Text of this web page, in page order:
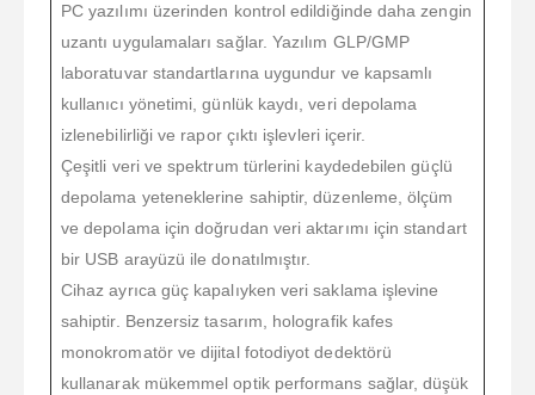
PC yazılımı üzerinden kontrol edildiğinde daha zengin
uzantı uygulamaları sağlar. Yazılım GLP/GMP
laboratuvar standartlarına uygundur ve kapsamlı
kullanıcı yönetimi, günlük kaydı, veri depolama
izlenebilirliği ve rapor çıktı işlevleri içerir.
Çeşitli veri ve spektrum türlerini kaydedebilen güçlü
depolama yeteneklerine sahiptir, düzenleme, ölçüm
ve depolama için doğrudan veri aktarımı için standart
bir USB arayüzü ile donatılmıştır.
Cihaz ayrıca güç kapalıyken veri saklama işlevine
sahiptir. Benzersiz tasarım, holografik kafes
monokromatör ve dijital fotodiyot dedektörü
kullanarak mükemmel optik performans sağlar, düşük